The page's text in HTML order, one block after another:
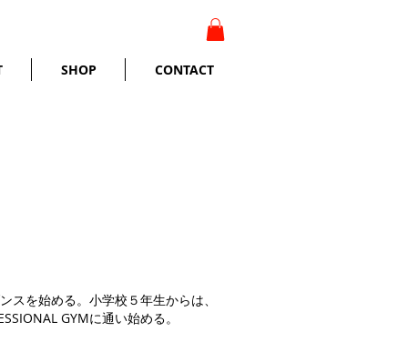
SHOP CONTACT
を始める。小学校５年生からは、
GYMに通い始める。